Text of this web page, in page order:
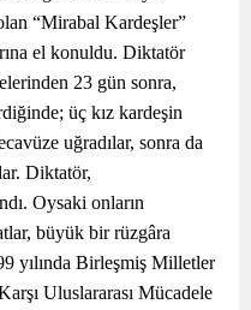
“Mirabal Kardeşler”
el konuldu. Diktatör
23 gün sonra,
üç kız kardeşin
uğradılar, sonra da
Diktatör,
Oysaki onların
büyük bir rüzgâra
yılında Birleşmiş Milletler
Uluslararası Mücadele